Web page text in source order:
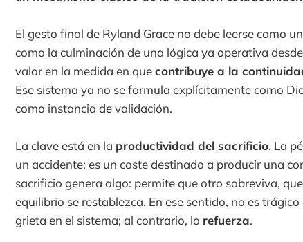
El gesto final de Ryland Grace no debe leerse como
como la culminación de una lógica ya operativa
valor en la medida en quecontribuye a la
Ese sistema ya no se formula explícitamente como
como instancia de validación.
La clave está en la productividad del sacrificio. La
un accidente; es un coste destinado a producir una
sacrificio genera algo: permite que otro sobreviva,
equilibrio se restablezca. En ese sentido, no es
grieta en el sistema; al contrario, lo refuerza.